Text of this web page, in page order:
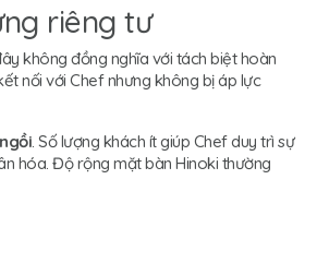
riêng tư
không đồng nghĩa với tách biệt hoàn
nối với Chef nhưng không bị áp lực
. Số lượng khách ít giúp Chef duy trì sự
hóa. Độ rộng mặt bàn Hinoki thường